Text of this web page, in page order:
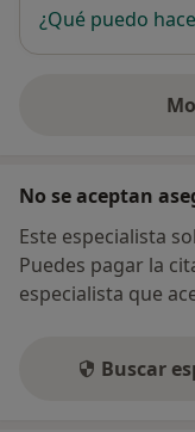
¿Qué puedo
No se aceptan
Este especialista
Puedes pagar la
especialista que
Buscar